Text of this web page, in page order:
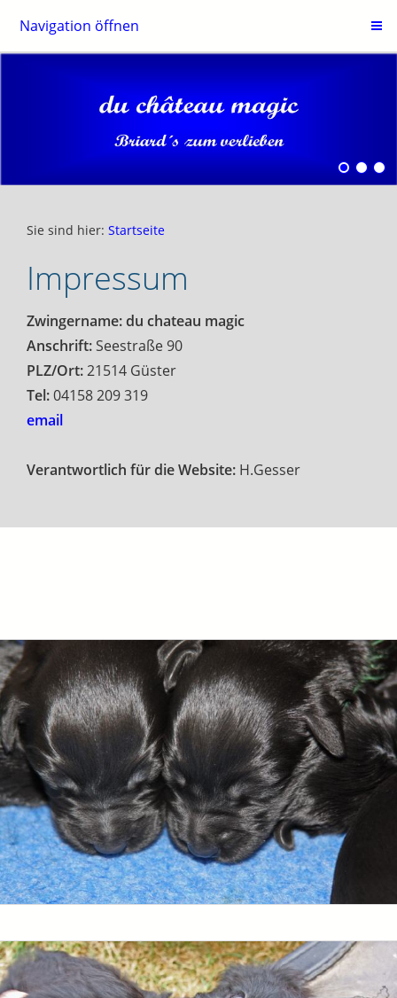
Navigation öffnen
Sie sind hier: Startseite
Impressum
Zwingername: du chateau magic
Anschrift:Seestraße 90
PLZ/Ort:21514 Güster
Tel:04158 209 319
email
Verantwortlich für die Website: H.Gesser